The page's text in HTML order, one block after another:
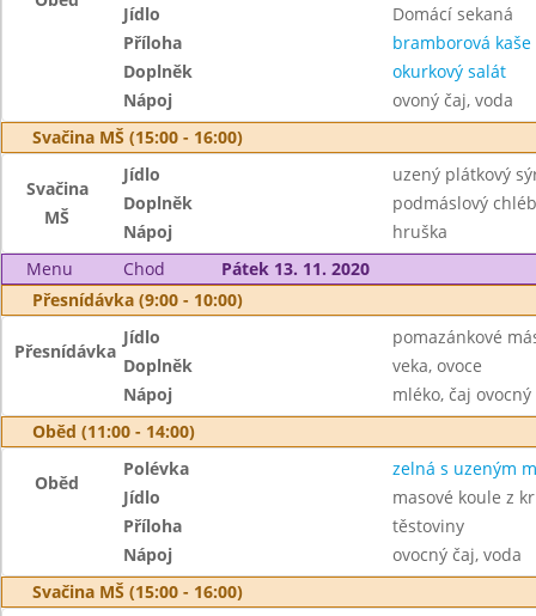
Jídlo
Domácí sekaná
Příloha
bramborová kaše
Doplněk
okurkový salát
Nápoj
ovoný čaj, voda
Svačina MŠ (15:00 - 16:00)
Svačina
MŠ
Jídlo
uzený plátkový
Doplněk
podmáslový
Nápoj
hruška
Menu
Chod
Pátek 13. 11. 2020
Přesnídávka (9:00 - 10:00)
Přesnídávka
Jídlo
pomazánkové
Doplněk
veka, ovoce
Nápoj
mléko, čaj ovocný
Oběd (11:00 - 14:00)
Oběd
Polévka
zelná s uzeným
Jídlo
masové koule z
Příloha
těstoviny
Nápoj
ovocný čaj, voda
Svačina MŠ (15:00 - 16:00)